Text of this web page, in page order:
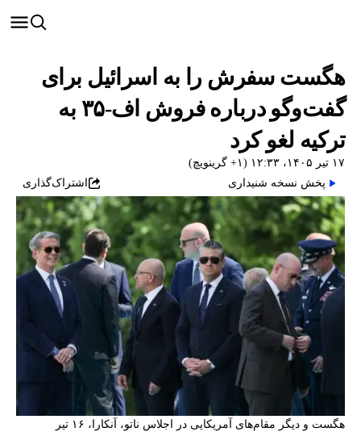
هگست سفرش را به اسرائیل برای
گفت‌وگو درباره فروش اف-۳۵ به
ترکیه لغو کرد
۱۷ تیر ۱۴۰۵، ۱۲:۳۳ (‎+۱ گرینویچ)
پخش نسخه شنیداری
اشتراک‌گذاری
هگست و دیگر مقام‌های آمریکایی در اجلاس ناتو، آنکارا، ۱۶ تیر